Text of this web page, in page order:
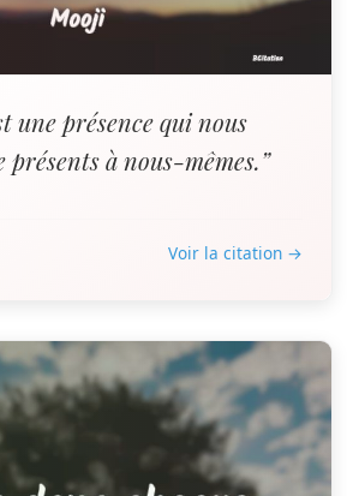
une présence qui nous
à nous-mêmes.”
Voir la citation →